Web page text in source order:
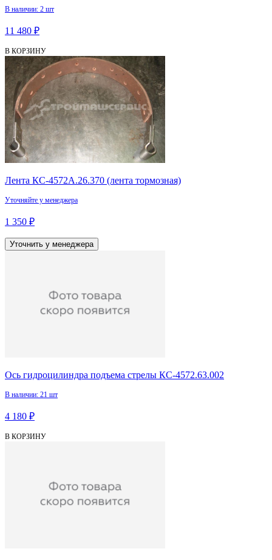
В наличии: 2 шт
11 480 ₽
В КОРЗИНУ
Лента КС-4572А.26.370 (лента тормозная)
Уточняйте у менеджера
1 350 ₽
Уточнить у менеджера
Ось гидроцилиндра подъема стрелы КС-4572.63.002
В наличии: 21 шт
4 180 ₽
В КОРЗИНУ